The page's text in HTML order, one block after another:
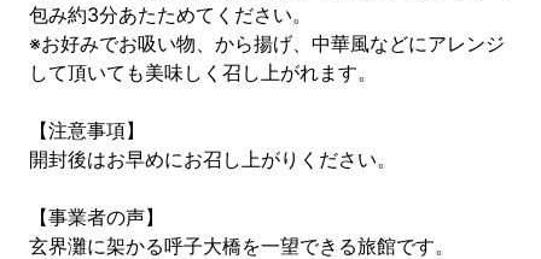
包み約3分あたためてください。
※お好みでお吸い物、から揚げ、中華風などにアレンジ
して頂いても美味しく召し上がれます。
【注意事項】
開封後はお早めにお召し上がりください。
【事業者の声】
玄界灘に架かる呼子大橋を一望できる旅館です。